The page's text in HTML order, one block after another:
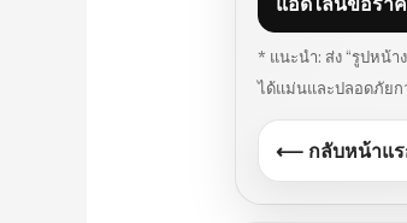
* แนะนำ: ส่ง “รูปหน้า
ได้แม่นและปลอดภัยก
⟵ กลับหน้าแร